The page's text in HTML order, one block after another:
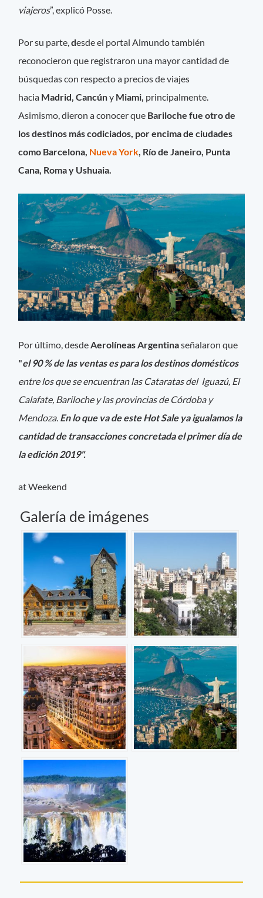
viajeros”, explicó Posse.
Por su parte,desde el portal Almundo también
reconocieron que registraron una mayor cantidad de
búsquedas con respecto a precios de viajes
hacia Madrid, Cancúny Miami, principalmente.
Asimismo, dieron a conocer que Bariloche fue otro de
los destinos más codiciados, por encima de ciudades
como Barcelona, Nueva York, Río de Janeiro, Punta
Cana, Roma y Ushuaia.
Por último, desde Aerolíneas Argentinaseñalaron que
"el 90 % de las ventas es para los destinos domésticos
entre los que se encuentran las Cataratas del Iguazú, El
Calafate, Bariloche y las provincias de Córdoba y
Mendoza. En lo que va de este Hot Sale ya igualamos la
cantidad de transacciones concretada el primer día de
la edición 2019".
at Weekend
Galería de imágenes